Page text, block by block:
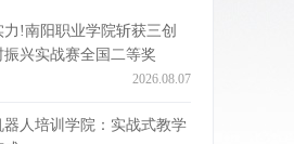
力!南阳职业学院斩获三创
振兴实战赛全国二等奖
2026.08.07
器人培训学院：实战式教学